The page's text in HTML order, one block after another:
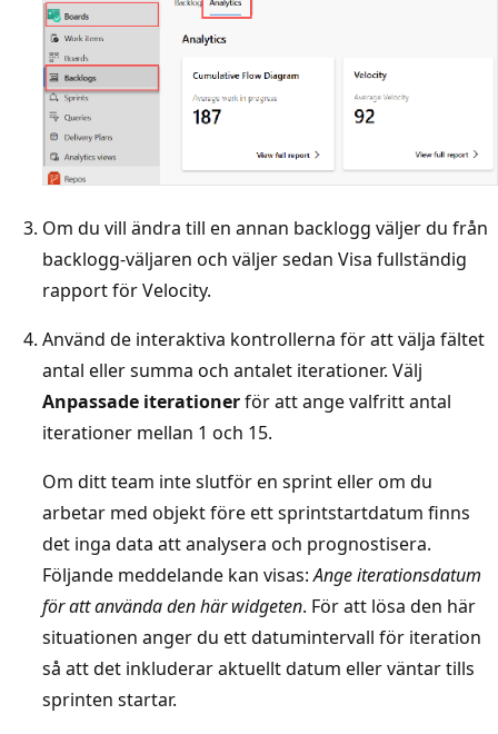
Om du vill ändra till en annan backlogg väljer du från
backlogg-väljaren och väljer sedan Visa fullständig
rapport för Velocity.
Använd de interaktiva kontrollerna för att välja fältet
antal eller summa och antalet iterationer. Välj
Anpassade iterationerför att ange valfritt antal
iterationer mellan 1 och 15.
Om ditt team inte slutför en sprint eller om du
arbetar med objekt före ett sprintstartdatum finns
det inga data att analysera och prognostisera.
Följande meddelande kan visas:Ange iterationsdatum
för att använda den här widgeten. För att lösa den här
situationen anger du ett datumintervall för iteration
så att det inkluderar aktuellt datum eller väntar tills
sprinten startar.